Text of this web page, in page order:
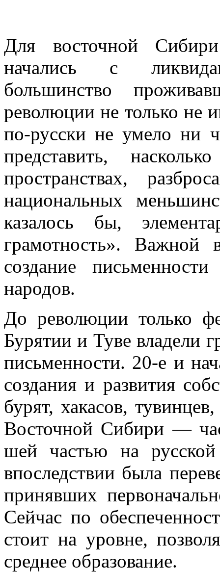
Для восточной Сибири
начались с
большинство
революции не только не
по-русски не умело ни
представить,
пространствах,
национальных
каза­лось бы,
грамотность». Важной
создание
народов.
До рево­люции только
Бурятии и Туве владели
письменности. 20-е и
создания и развития
бурят, хакасов,
Восточной Сибири —
шей частью на
впоследствии была
принявших
Сейчас по
стоит на уровне,
среднее образование.